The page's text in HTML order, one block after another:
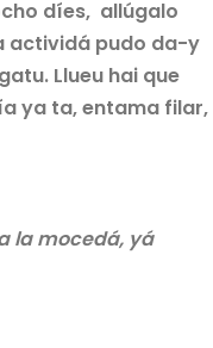
díes, allúgalo
actividá pudo da-y
Llueu hai que
ya ta, entama filar,
la mocedá, yá